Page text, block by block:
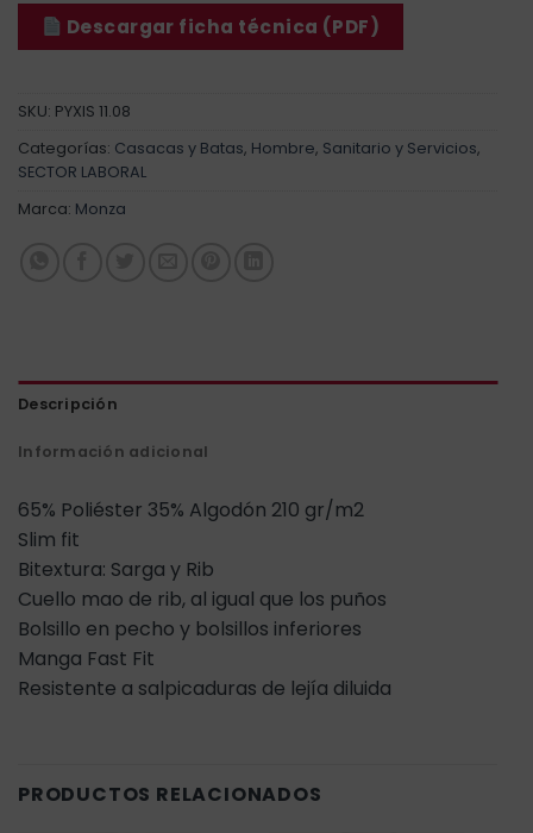
Descargar ficha técnica (PDF)
SKU: PYXIS 11.08
Categorías: Casacas y Batas, Hombre, Sanitario y Servicios,
SECTOR LABORAL
Marca: Monza
Descripción
Información adicional
65% Poliéster 35% Algodón 210 gr/m2
Slim fit
Bitextura: Sarga y Rib
Cuello mao de rib, al igual que los puños
Bolsillo en pecho y bolsillos inferiores
Manga Fast Fit
Resistente a salpicaduras de lejía diluida
PRODUCTOS RELACIONADOS